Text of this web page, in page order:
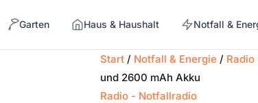
Garten Haus & Haushalt Notfall &
→
Start/ Notfall & Energie /
und 2600 mAh Akku
Radio - Notfallradio